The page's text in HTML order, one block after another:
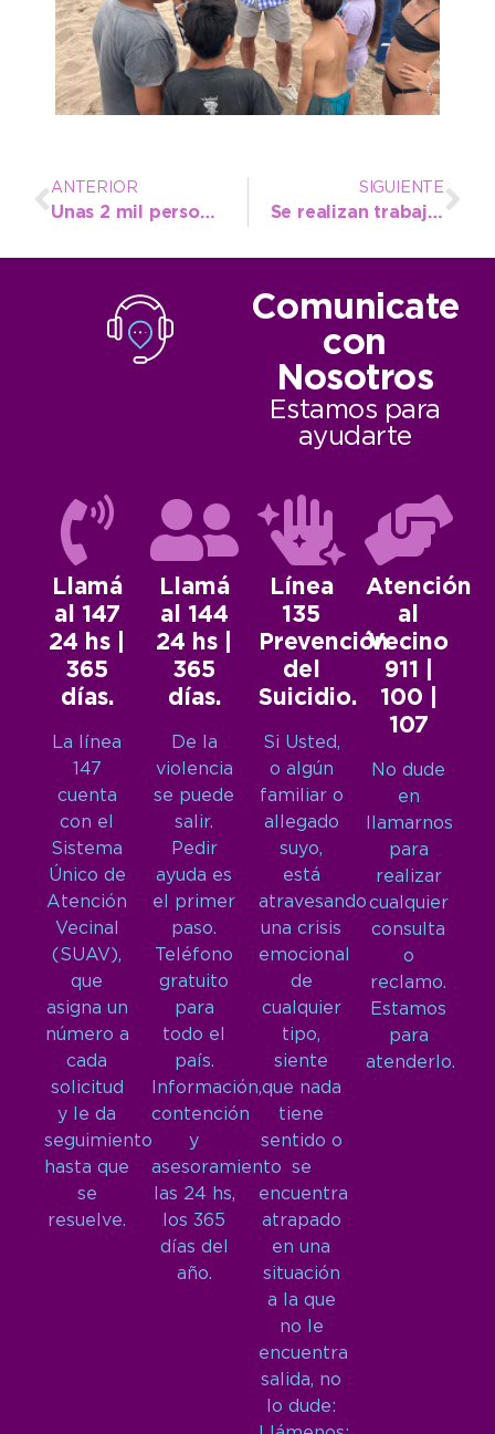
ANTERIOR
Unas 2 mil personas pasaron por los museos en la primera quincena de enero
SIGUIENTE
Se realizan trabajos de bacheo en la Ruta 80 que une a Juan N. Fernández con Claraz
Comunicate
con
Nosotros
Estamos para
ayudarte
Llamá
al 147
24 hs |
365
días.
La línea
147
cuenta
con el
Sistema
Único de
Atención
Vecinal
(SUAV),
que
asigna un
número a
cada
solicitud
y le da
seguimiento
hasta que
se
resuelve.
Llamá
al 144
24 hs |
365
días.
De la
violencia
se puede
salir.
Pedir
ayuda es
el primer
paso.
Teléfono
gratuito
para
todo el
país.
Información,
contención
y
asesoramiento
las 24 hs,
los 365
días del
año.
Línea
135
Prevención
del
Suicidio.
Si Usted,
o algún
familiar o
allegado
suyo,
está
atravesando
una crisis
emocional
de
cualquier
tipo,
siente
que nada
tiene
sentido o
se
encuentra
atrapado
en una
situación
a la que
no le
encuentra
salida, no
lo dude:
Atención
al
Vecino
911 |
100 |
107
No dude
en
llamarnos
para
realizar
cualquier
consulta
o
reclamo.
Estamos
para
atenderlo.